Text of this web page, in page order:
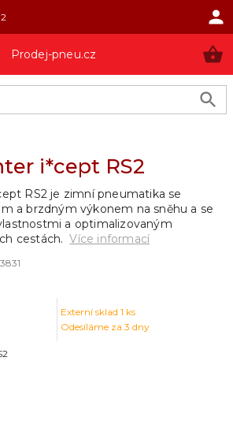
Prodej-pneu.cz
i*cept RS2
Externí sklad 1 ks
Odesíláme za 3 dny
RS2 je zimní pneumatika se
a brzdným výkonem na sněhu a se
a optimalizovaným
cestách. Více informací